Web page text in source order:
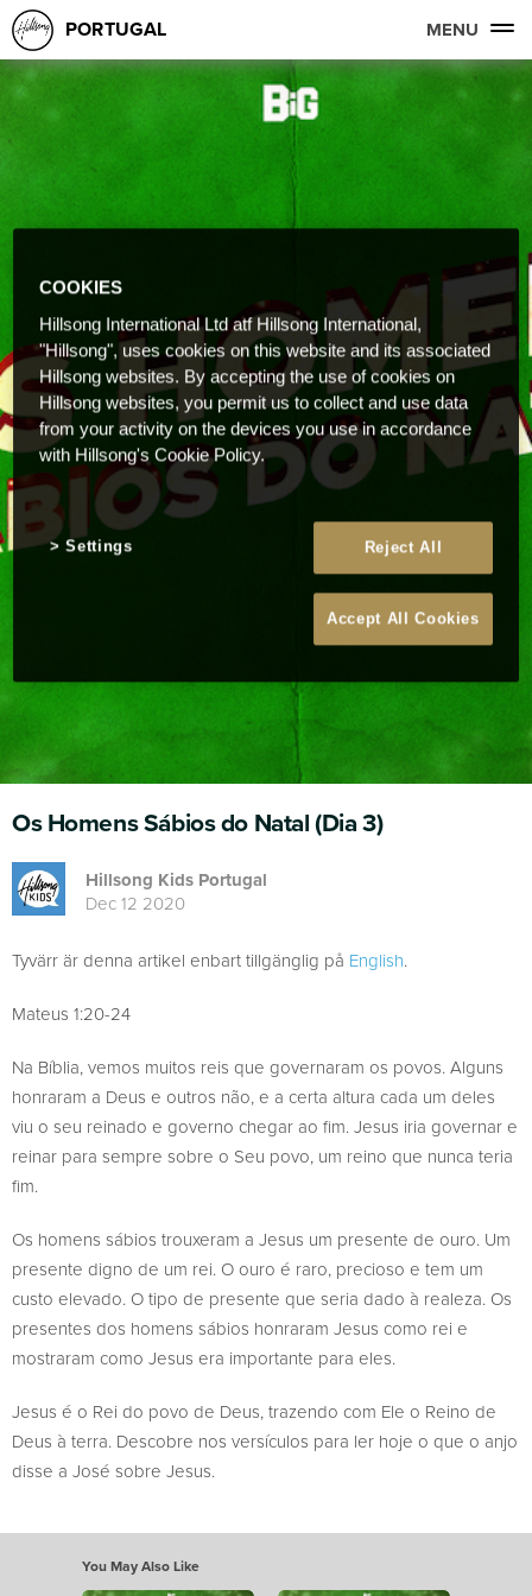
PORTUGAL MENU
Os Homens Sábios do Natal (Dia 3)
Hillsong Kids Portugal
Dec 12 2020
Tyvärr är denna artikel enbart tillgänglig på English.
Mateus 1:20-24
Na Bíblia, vemos muitos reis que governaram os povos. Alguns
honraram a Deus e outros não, e a certa altura cada um deles
viu o seu reinado e governo chegar ao fim. Jesus iria governar e
reinar para sempre sobre o Seu povo, um reino que nunca teria
fim.
Os homens sábios trouxeram a Jesus um presente de ouro. Um
presente digno de um rei. O ouro é raro, precioso e tem um
custo elevado. O tipo de presente que seria dado à realeza. Os
presentes dos homens sábios honraram Jesus como rei e
mostraram como Jesus era importante para eles.
Jesus é o Rei do povo de Deus, trazendo com Ele o Reino de
Deus à terra. Descobre nos versículos para ler hoje o que o anjo
disse a José sobre Jesus.
You May Also Like
COOKIES
Hillsong International Ltd atf Hillsong International,
"Hillsong", uses cookies on this website and its associated
Hillsong websites. By accepting the use of cookies on
Hillsong websites, you permit us to collect and use data
from your activity on the devices you use in accordance
with Hillsong's Cookie Policy.
Reject All
Accept All Cookies
Settings